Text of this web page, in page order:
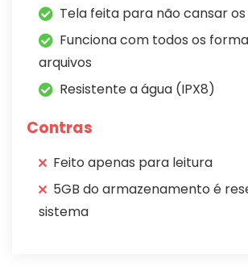
Tela feita para não cansar os
Funciona com todos os
arquivos
Resistente a água (IPX8)
Contras
Feito apenas para leitura
5GB do armazenamento é
sistema